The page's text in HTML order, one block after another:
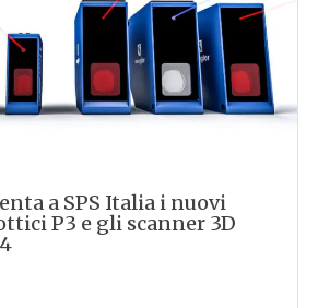
a SPS Italia i nuovi
P3 e gli scanner 3D